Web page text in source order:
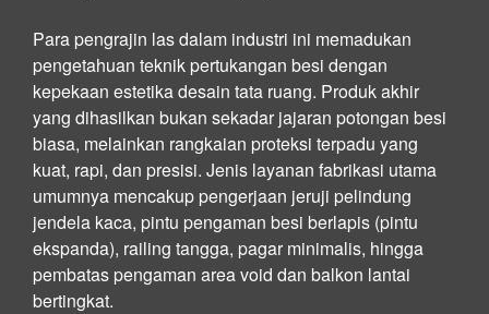
Para pengrajin las dalam industri ini memadukan
pengetahuan teknik pertukangan besi dengan
kepekaan estetika desain tata ruang. Produk akhir
yang dihasilkan bukan sekadar jajaran potongan besi
biasa, melainkan rangkaian proteksi terpadu yang
kuat, rapi, dan presisi. Jenis layanan fabrikasi utama
umumnya mencakup pengerjaan jeruji pelindung
jendela kaca, pintu pengaman besi berlapis (pintu
ekspanda), railing tangga, pagar minimalis, hingga
pembatas pengaman area void dan balkon lantai
bertingkat.